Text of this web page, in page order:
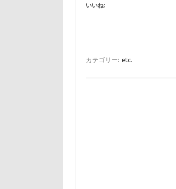
いいね:
カテゴリー: etc.